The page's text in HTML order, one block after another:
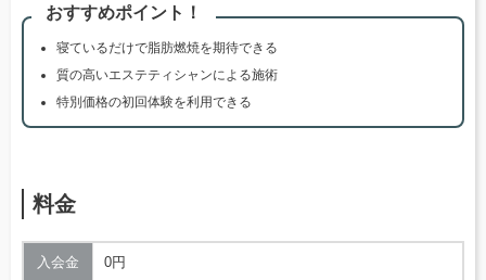
おすすめポイント！
寝ているだけで脂肪燃焼を期待できる
質の高いエステティシャンによる施術
特別価格の初回体験を利用できる
料金
入会金 0円